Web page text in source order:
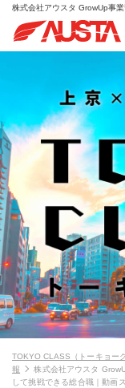
TOKYO CLASS（トーキョー
報
株式会社アウスタ
して挑戦できる総合職｜動画